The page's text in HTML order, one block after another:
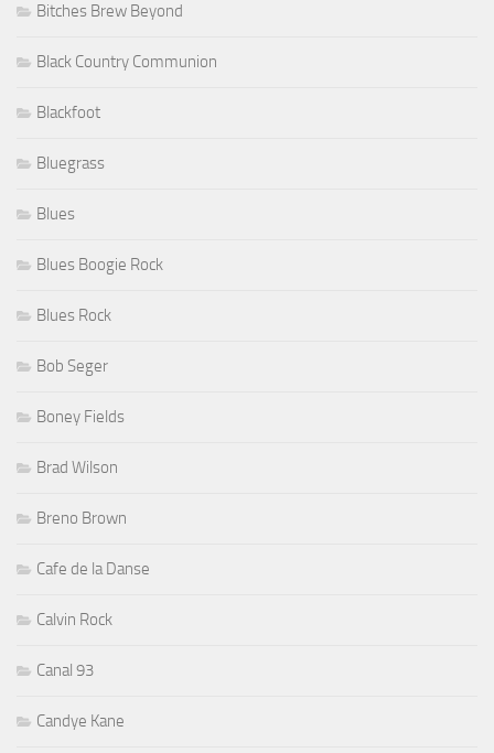
Bitches Brew Beyond
Black Country Communion
Blackfoot
Bluegrass
Blues
Blues Boogie Rock
Blues Rock
Bob Seger
Boney Fields
Brad Wilson
Breno Brown
Cafe de la Danse
Calvin Rock
Canal 93
Candye Kane